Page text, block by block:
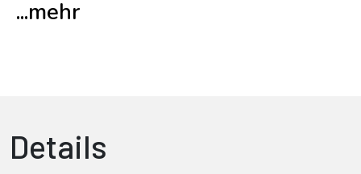
...mehr
Details